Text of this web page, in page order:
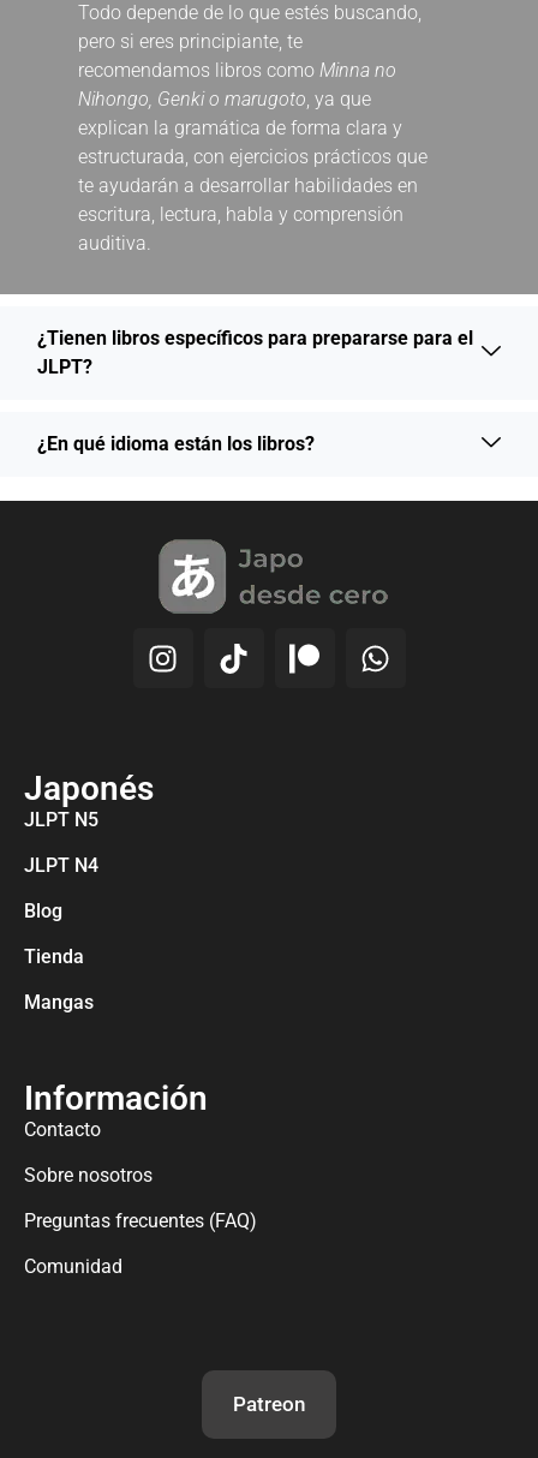
Todo depende de lo que estés buscando,
pero si eres principiante, te
recomendamos libros como Minna no
Nihongo, Genki o marugoto, ya que
explican la gramática de forma clara y
estructurada, con ejercicios prácticos que
te ayudarán a desarrollar habilidades en
escritura, lectura, habla y comprensión
auditiva.
¿Tienen libros específicos para prepararse para el
JLPT?
¿En qué idioma están los libros?
Japonés
JLPT N5
JLPT N4
Blog
Tienda
Mangas
Información
Contacto
Sobre nosotros
Preguntas frecuentes (FAQ)
Comunidad
Patreon